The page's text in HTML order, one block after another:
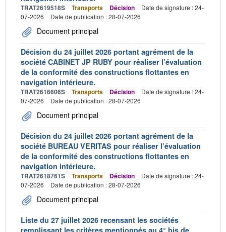
TRAT2619518S Transports Décision
Date de signature : 24-
07-2026
Date de publication : 28-07-2026
Document principal
Décision du 24 juillet 2026 portant agrément de la
société CABINET JP RUBY pour réaliser l’évaluation
de la conformité des constructions flottantes en
navigation intérieure.
TRAT2616606S Transports Décision
Date de signature : 24-
07-2026
Date de publication : 28-07-2026
Document principal
Décision du 24 juillet 2026 portant agrément de la
société BUREAU VERITAS pour réaliser l’évaluation
de la conformité des constructions flottantes en
navigation intérieure.
TRAT2618761S Transports Décision
Date de signature : 24-
07-2026
Date de publication : 28-07-2026
Document principal
Liste du 27 juillet 2026 recensant les sociétés
remplissant les critères mentionnés au 4° bis de